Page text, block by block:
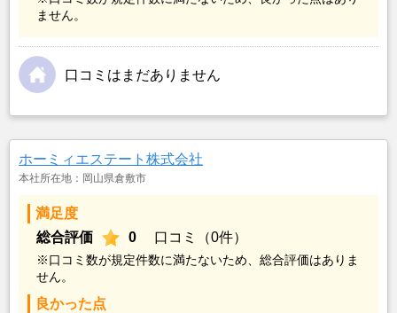
ません。
口コミはまだありません
ホーミィエステート株式会社
本社所在地：岡山県倉敷市
満足度
総合評価
0 口コミ（0件）
※口コミ数が規定件数に満たないため、総合評価はありま
せん。
良かった点